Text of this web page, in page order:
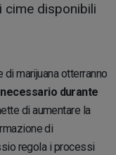
disponibili
marijuana otterranno
durante
di aumentare la
di
regola i processi